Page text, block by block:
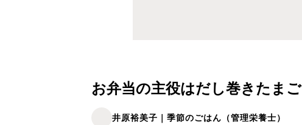
お弁当の主役はだし巻きたまご
井原裕美子｜季節のごはん（管理栄養士）